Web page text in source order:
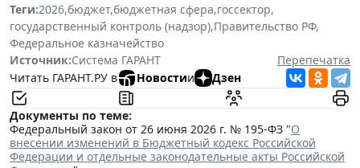
Теги:2026,бюджет,бюджетная сфера,госсектор,
государственный контроль (надзор),Правительство РФ,
Федеральное казначейство
Источник:Система ГАРАНТ
Перепечатка
Читать ГАРАНТ.РУ в
Новостии Дзен
Документы по теме:
Федеральный закон от 26 июня 2026 г. № 195-ФЗ "О
внесении изменений в Бюджетный кодекс Российской
Федерации и отдельные законодательные акты Российской